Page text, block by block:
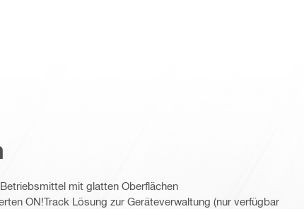
mit glatten Oberflächen
ON!Track Lösung zur Geräteverwaltung (nur verfügbar